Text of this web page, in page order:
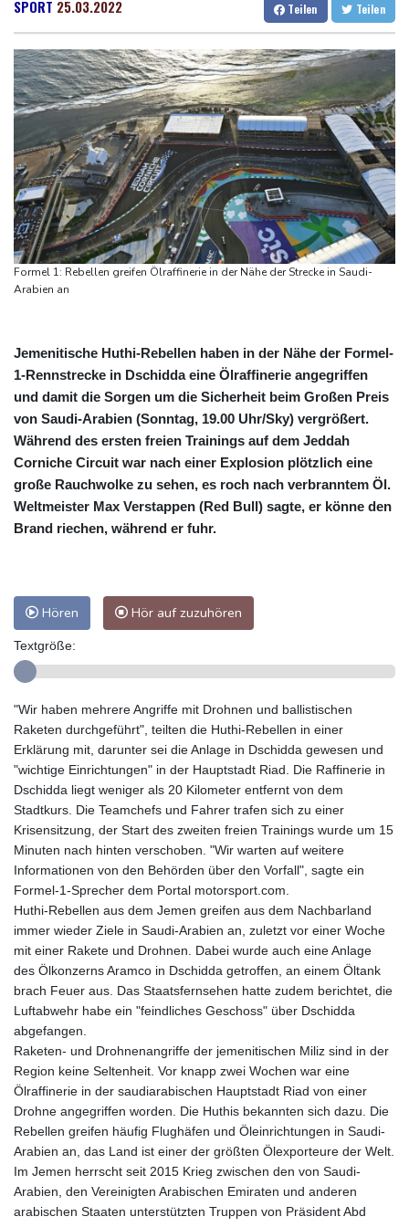
Salzburg
20 °C
Baden-Baden
13 °C
Argentinien: Polizei geht mit Tränengas und Gummigeschossen
gegen Proteste vor
WNBA: Toronto bleibt trotz starker Sabally in der Krise
Grindel erwartet nahendes Ende der Ära Infantino
Regierung will bei Klimaschutz vorerst nicht nachsteuern - Kritik
der Grünen
Hitze und Niedrigwasser: Städte- und Gemeindebund fordert
"nationalen Kraftakt"
Infantinos Investorenplan: FIFA-Experte fordert Aufarbeitung
SPORT 25.03.2022 Teilen Teilen
Formel 1: Rebellen greifen Ölraffinerie in der Nähe der Strecke in Saudi-
Arabien an
Jemenitische Huthi-Rebellen haben in der Nähe der Formel-
1-Rennstrecke in Dschidda eine Ölraffinerie angegriffen
und damit die Sorgen um die Sicherheit beim Großen Preis
von Saudi-Arabien (Sonntag, 19.00 Uhr/Sky) vergrößert.
Während des ersten freien Trainings auf dem Jeddah
Corniche Circuit war nach einer Explosion plötzlich eine
große Rauchwolke zu sehen, es roch nach verbranntem Öl.
Weltmeister Max Verstappen (Red Bull) sagte, er könne den
Brand riechen, während er fuhr.
Hören Hör auf zuzuhören
Textgröße:
"Wir haben mehrere Angriffe mit Drohnen und ballistischen
Raketen durchgeführt", teilten die Huthi-Rebellen in einer
Erklärung mit, darunter sei die Anlage in Dschidda gewesen und
"wichtige Einrichtungen" in der Hauptstadt Riad. Die Raffinerie in
Dschidda liegt weniger als 20 Kilometer entfernt von dem
Stadtkurs. Die Teamchefs und Fahrer trafen sich zu einer
Krisensitzung, der Start des zweiten freien Trainings wurde um 15
Minuten nach hinten verschoben. "Wir warten auf weitere
Informationen von den Behörden über den Vorfall", sagte ein
Formel-1-Sprecher dem Portal motorsport.com.
Huthi-Rebellen aus dem Jemen greifen aus dem Nachbarland
immer wieder Ziele in Saudi-Arabien an, zuletzt vor einer Woche
mit einer Rakete und Drohnen. Dabei wurde auch eine Anlage
des Ölkonzerns Aramco in Dschidda getroffen, an einem Öltank
brach Feuer aus. Das Staatsfernsehen hatte zudem berichtet, die
Luftabwehr habe ein "feindliches Geschoss" über Dschidda
abgefangen.
Raketen- und Drohnenangriffe der jemenitischen Miliz sind in der
Region keine Seltenheit. Vor knapp zwei Wochen war eine
Ölraffinerie in der saudiarabischen Hauptstadt Riad von einer
Drohne angegriffen worden. Die Huthis bekannten sich dazu. Die
Rebellen greifen häufig Flughäfen und Öleinrichtungen in Saudi-
Arabien an, das Land ist einer der größten Ölexporteure der Welt.
Im Jemen herrscht seit 2015 Krieg zwischen den von Saudi-
Arabien, den Vereinigten Arabischen Emiraten und anderen
arabischen Staaten unterstützten Truppen von Präsident Abd